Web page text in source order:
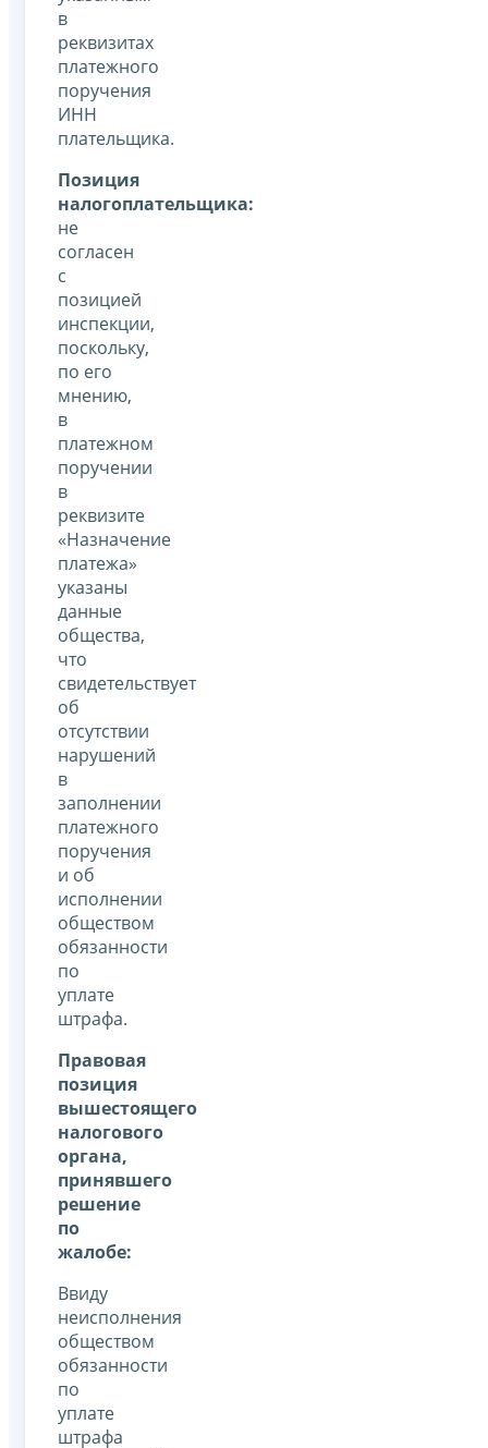
в
реквизитах
платежного
поручения
ИНН
плательщика.
Позиция
налогоплательщика:
не
согласен
с
позицией
инспекции,
поскольку,
по его
мнению,
в
платежном
поручении
в
реквизите
«Назначение
платежа»
указаны
данные
общества,
что
свидетельствует
об
отсутствии
нарушений
в
заполнении
платежного
поручения
и об
исполнении
обществом
обязанности
по
уплате
штрафа.
Правовая
позиция
вышестоящего
налогового
органа,
принявшего
решение
по
жалобе:
Ввиду
неисполнения
обществом
обязанности
по
уплате
штрафа